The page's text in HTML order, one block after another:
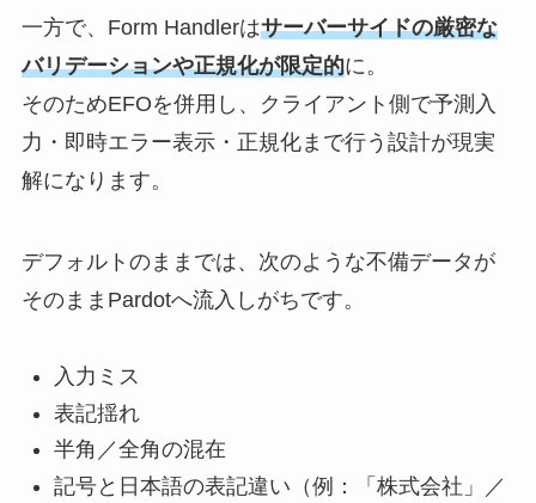
一方で、Form Handlerはサーバーサイドの厳密な
バリデーションや正規化が限定的に。
そのためEFOを併用し、クライアント側で予測入
力・即時エラー表示・正規化まで行う設計が現実
解になります。
デフォルトのままでは、次のような不備データが
そのままPardotへ流入しがちです。
入力ミス
表記揺れ
半角／全角の混在
記号と日本語の表記違い（例：「株式会社」／